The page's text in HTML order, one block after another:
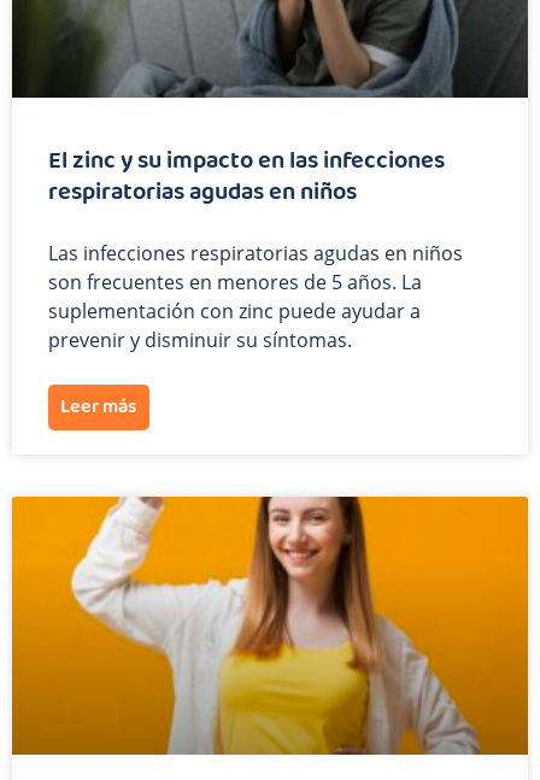
El zinc y su impacto en las infecciones
respiratorias agudas en niños
Las infecciones respiratorias agudas en niños
son frecuentes en menores de 5 años. La
suplementación con zinc puede ayudar a
prevenir y disminuir su síntomas.
Leer más